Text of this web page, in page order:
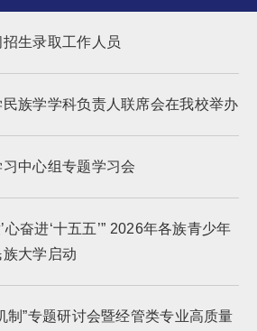
生录取工作人员
族学学科负责人联席会在我校举办
中心组专题学习会
心奋进‘十五五’” 2026年各族青少年
大学启动
制”专题研讨会暨经管类专业高质量